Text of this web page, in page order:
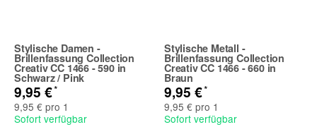
Stylische Damen -
Brillenfassung Collection
Creativ CC 1466 - 590 in
Schwarz / Pink
9,95 €*
9,95 € pro 1
Sofort verfügbar
Stylische Metall -
Brillenfassung Collection
Creativ CC 1466 - 660 in
Braun
9,95 €*
9,95 € pro 1
Sofort verfügbar